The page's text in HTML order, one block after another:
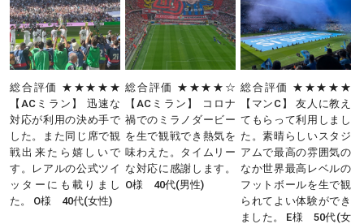
総合評価 ★★★★★
【ACミラン】 迅速な
対応が利用の決め手で
した。また同じ席で観
戦出来たら嬉しいで
す。レアルの公式ツイ
ッターにも載りまし
た。 O様 40代(女性)
総合評価 ★★★★☆
【ACミラン】 コロナ
禍でのミラノダービー
を生で観戦でき熱気を
味わえた。タイムリー
な対応に感謝します。
O様 40代(男性)
総合評価 ★★★★★
【マンC】 友人に教え
てもらって利用しまし
た。素晴らしいスタジ
アムで最高の雰囲気の
なか世界最高レベルの
フットボールを生で観
られてよい体験ができ
ました。 E様 50代(女